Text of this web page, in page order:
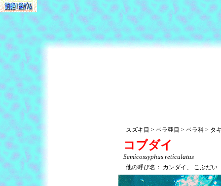
スズキ目 ベラ亜目 ベラ科 タ
コブダイ
Semicossyphus reticulatus
他の呼び名： カンダイ、 こぶだい